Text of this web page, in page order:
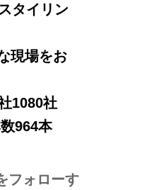
タイリン
現場をお
1080社
964本
フォローす